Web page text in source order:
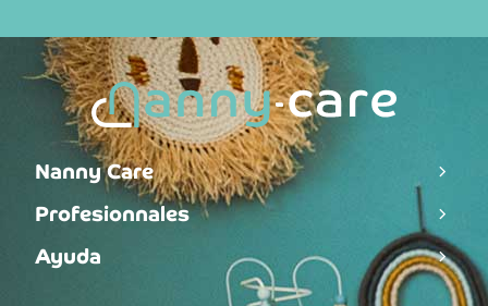
Nanny Care
Profesionnales
Ayuda